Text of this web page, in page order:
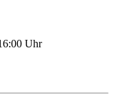
Uhr